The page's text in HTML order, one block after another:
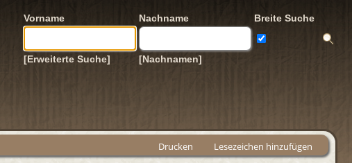
Vorname Nachname Breite Suche
[Erweiterte Suche] [Nachnamen]
Drucken Lesezeichen hinzufügen